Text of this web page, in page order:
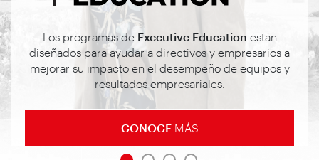
Los programas de Executive Education están
diseñados para ayudar a directivos y empresarios a
mejorar su impacto en el desempeño de equipos y
resultados empresariales.
CONOCEMÁS